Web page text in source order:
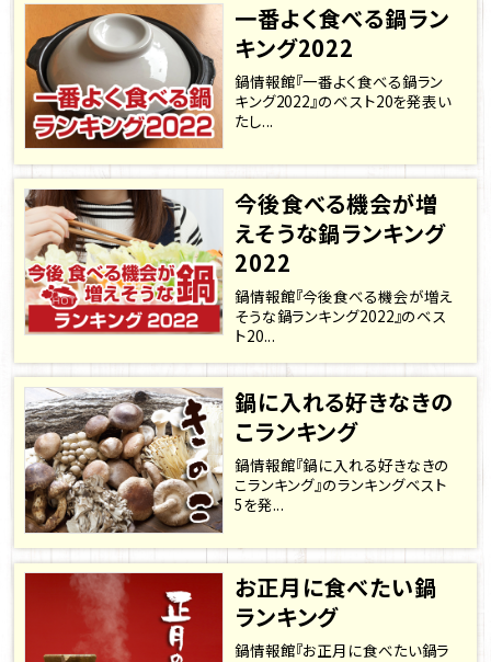
一番よく食べる鍋ラン
キング2022
鍋情報館『一番よく食べる鍋ラン
キング2022』のベスト20を発表い
たし...
今後食べる機会が増
えそうな鍋ランキング
2022
鍋情報館『今後食べる機会が増え
そうな鍋ランキング2022』のベス
ト20...
鍋に入れる好きなきの
こランキング
鍋情報館『鍋に入れる好きなきの
こランキング』のランキングベスト
5を発...
お正月に食べたい鍋
ランキング
鍋情報館『お正月に食べたい鍋ラ